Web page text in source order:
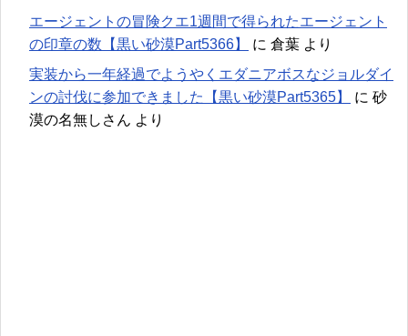
エージェントの冒険クエ1週間で得られたエージェント
の印章の数【黒い砂漠Part5366】
に 倉葉 より
実装から一年経過でようやくエダニアボスなジョルダイ
ンの討伐に参加できました【黒い砂漠Part5365】
に 砂
漠の名無しさん より